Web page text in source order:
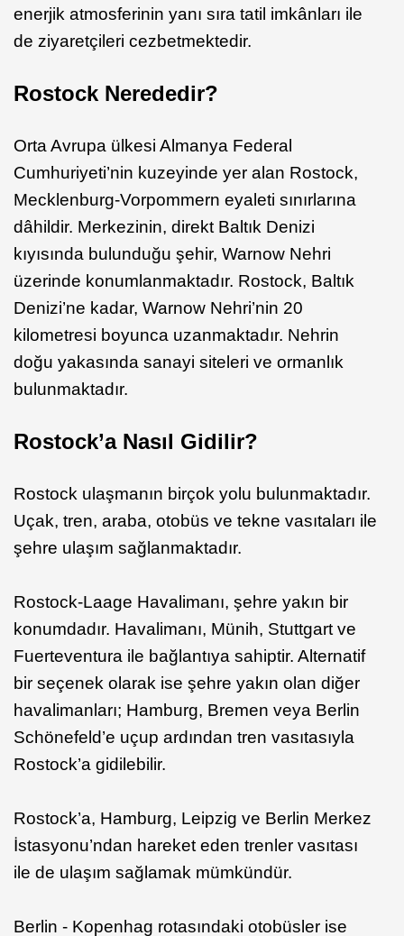
enerjik atmosferinin yanı sıra tatil imkânları ile
de ziyaretçileri cezbetmektedir.
Rostock Nerededir?
Orta Avrupa ülkesi Almanya Federal
Cumhuriyeti’nin kuzeyinde yer alan Rostock,
Mecklenburg-Vorpommern eyaleti sınırlarına
dâhildir. Merkezinin, direkt Baltık Denizi
kıyısında bulunduğu şehir, Warnow Nehri
üzerinde konumlanmaktadır. Rostock, Baltık
Denizi’ne kadar, Warnow Nehri’nin 20
kilometresi boyunca uzanmaktadır. Nehrin
doğu yakasında sanayi siteleri ve ormanlık
bulunmaktadır.
Rostock’a Nasıl Gidilir?
Rostock ulaşmanın birçok yolu bulunmaktadır.
Uçak, tren, araba, otobüs ve tekne vasıtaları ile
şehre ulaşım sağlanmaktadır.
Rostock-Laage Havalimanı, şehre yakın bir
konumdadır. Havalimanı, Münih, Stuttgart ve
Fuerteventura ile bağlantıya sahiptir. Alternatif
bir seçenek olarak ise şehre yakın olan diğer
havalimanları; Hamburg, Bremen veya Berlin
Schönefeld’e uçup ardından tren vasıtasıyla
Rostock’a gidilebilir.
Rostock’a, Hamburg, Leipzig ve Berlin Merkez
İstasyonu’ndan hareket eden trenler vasıtası
ile de ulaşım sağlamak mümkündür.
Berlin - Kopenhag rotasındaki otobüsler ise